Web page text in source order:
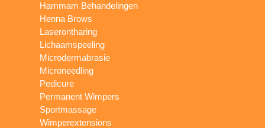
Hammam Behandelingen
Henna Brows
Laserontharing
Lichaamspeeling
Microdermabrasie
Microneedling
Pedicure
Permanent Wimpers
Sportmassage
Wimperextensions